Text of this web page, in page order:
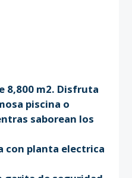
8,800 m2. Disfruta
piscina o
saborean los
con planta electrica